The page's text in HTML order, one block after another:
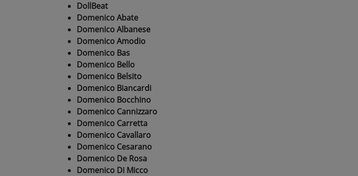
DollBeat
Domenico Abate
Domenico Albanese
Domenico Amodio
Domenico Bas
Domenico Bello
Domenico Belsito
Domenico Biancardi
Domenico Bocchino
Domenico Cannizzaro
Domenico Carretta
Domenico Cavallaro
Domenico Cesarano
Domenico De Rosa
Domenico Di Micco